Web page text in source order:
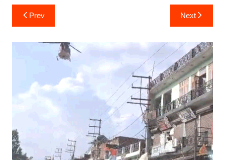
c
e
b
k
itt
er
A
p
PostPrev Next